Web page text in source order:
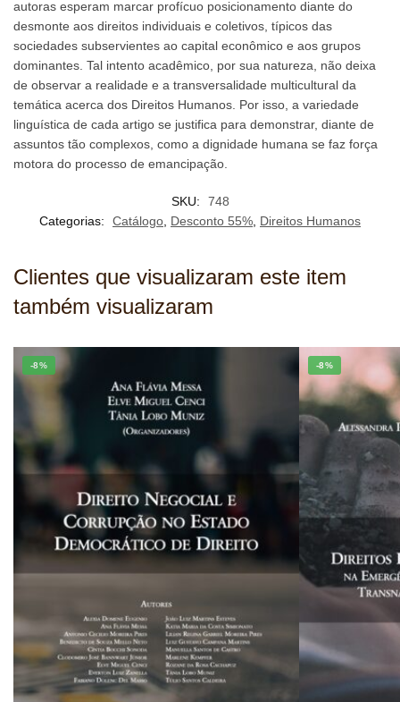
autoras esperam marcar profícuo posicionamento diante do
desmonte aos direitos individuais e coletivos, típicos das
sociedades subservientes ao capital econômico e aos grupos
dominantes. Tal intento acadêmico, por sua natureza, não deixa
de observar a realidade e a transversalidade multicultural da
temática acerca dos Direitos Humanos. Por isso, a variedade
linguística de cada artigo se justifica para demonstrar, diante de
assuntos tão complexos, como a dignidade humana se faz força
motora do processo de emancipação.
SKU:
748
Categorias:
Catálogo, Desconto 55%, Direitos Humanos
Clientes que visualizaram este item
também visualizaram
-8% -8%